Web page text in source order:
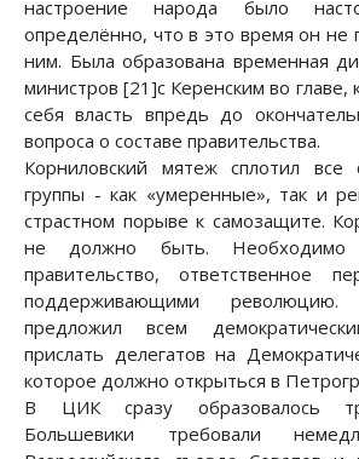
настроение народа было
определённо, что в это время он не
ним. Была образована временная
министров [21]с Керенским во главе,
себя власть впредь до
вопроса о составе правительства.
Корниловский мятеж сплотил все
группы - как «умеренные», так и
страстном порыве к самозащите.
не должно быть. Необходимо
правительство, ответственное
поддерживающими
предложил всем
прислать делегатов на
которое должно открыться в
В ЦИК сразу образовалось
Большевики требовали